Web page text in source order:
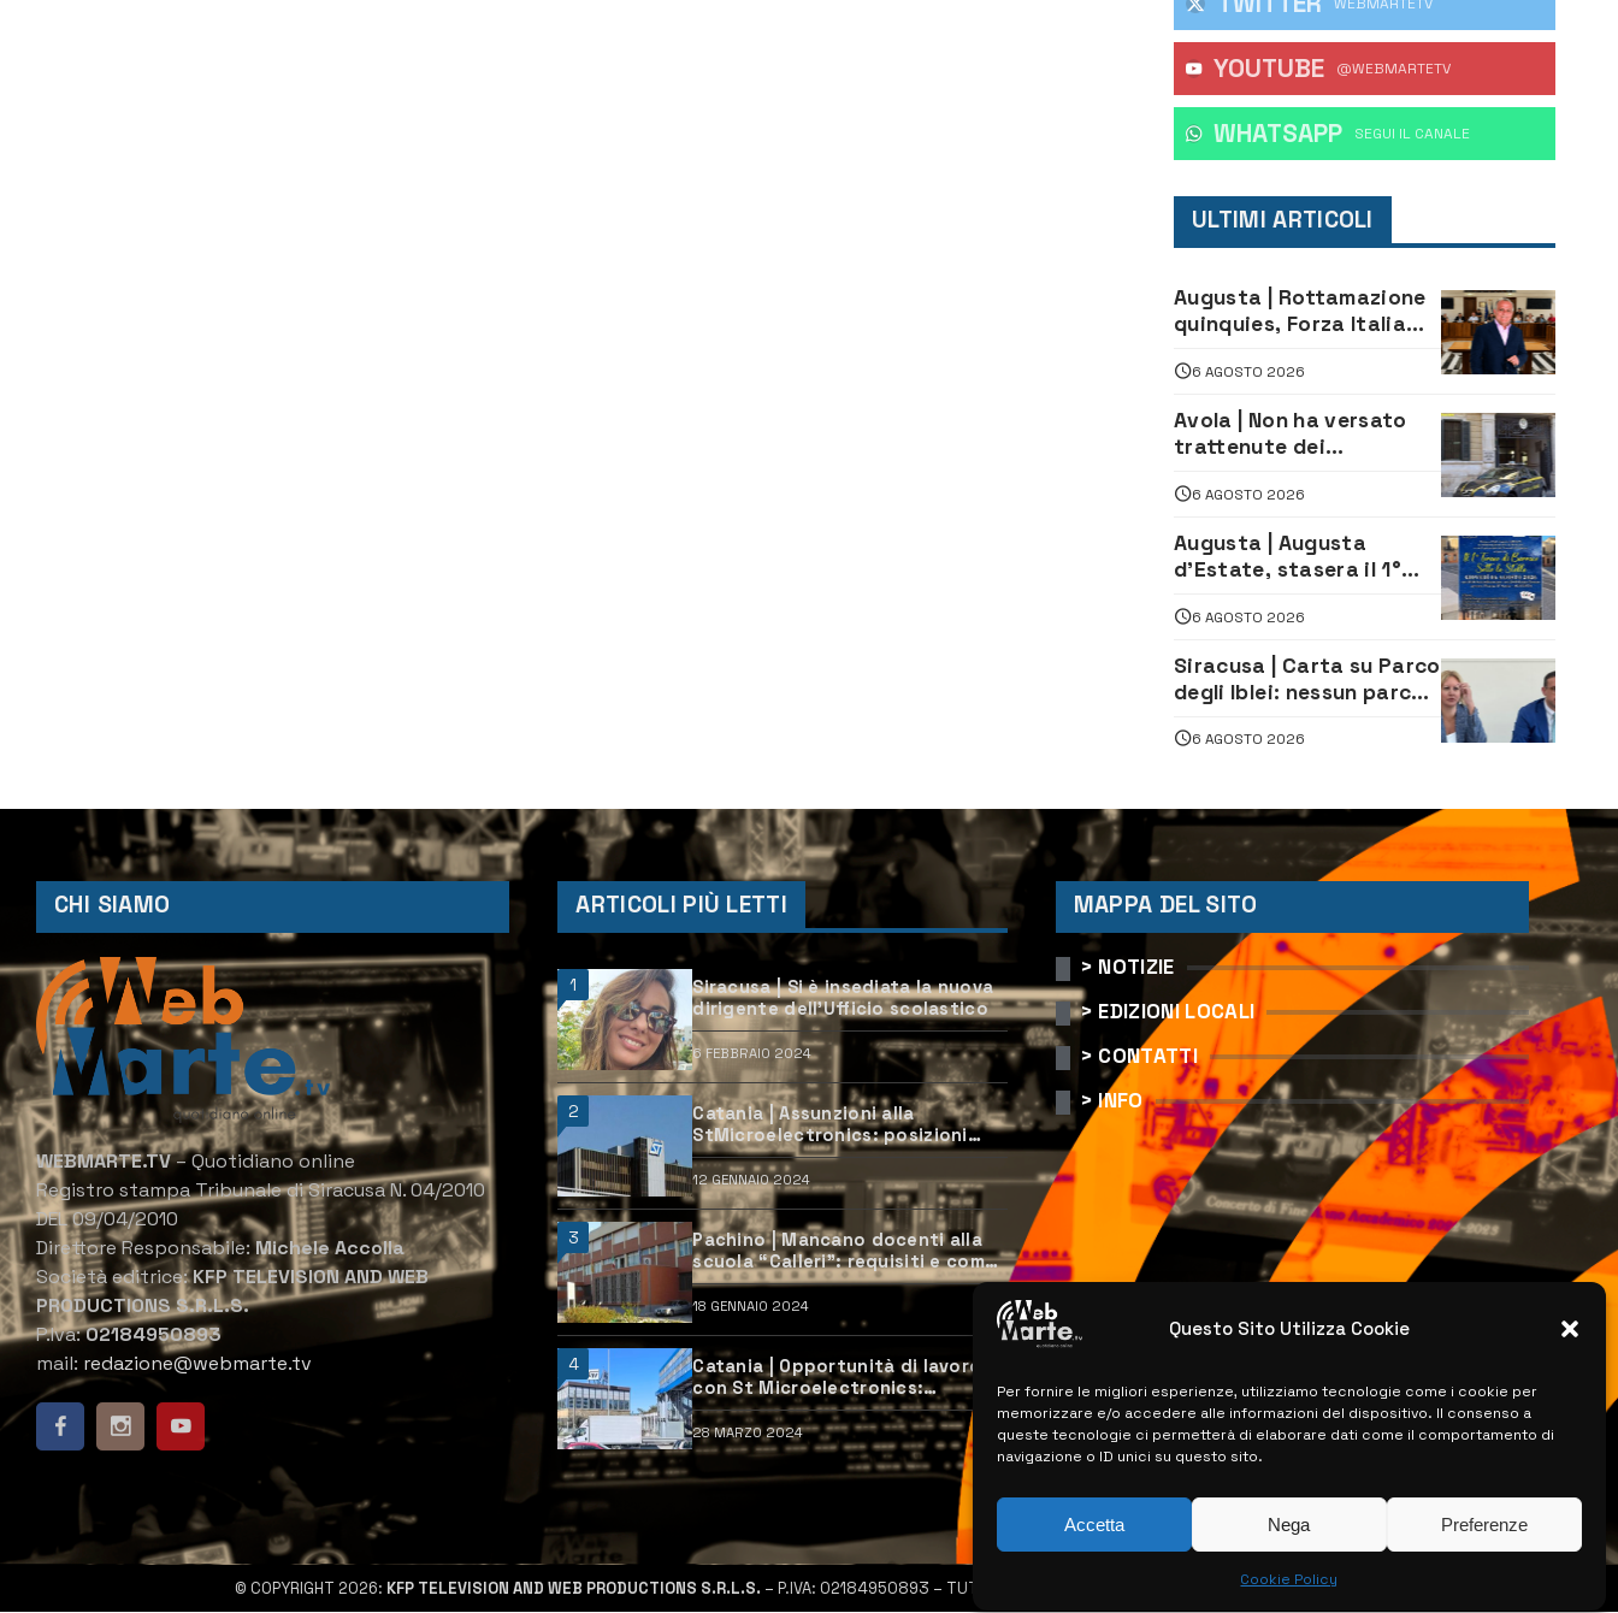
Questo Sito Utilizza Cookie
Per fornire le migliori esperienze, utilizziamo tecnologie come i cookie per
memorizzare e/o accedere alle informazioni del dispositivo. Il consenso a
queste tecnologie ci permetterà di elaborare dati come il comportamento di
navigazione o ID unici su questo sito.
Accetta Nega Preferenze
Cookie Policy
YOUTUBE @WEBMARTETV
WHATSAPP ‎SEGUI IL CANALE
ULTIMI ARTICOLI
Augusta | Rottamazione
quinquies, Forza Italia
«La proposta è nostra»
6 AGOSTO 2026
Avola | Non ha versato
trattenute dei
oltre 700 mila euro a
imprenditore della
climatizzazione
6 AGOSTO 2026
Augusta | Augusta
d’Estate, stasera il 1°
le Stelle: piazza
D’Astorga già sold out
6 AGOSTO 2026
Siracusa | Carta su Parco
degli Iblei: nessun parco
comunità e il territorio
6 AGOSTO 2026
CHI SIAMO
WEBMARTE.TV– Quotidiano online
Registro stampa Tribunale di Siracusa N. 04/2010
DEL 09/04/2010
Direttore Responsabile:Michele Accolla
Società editrice:KFP TELEVISION AND WEB
PRODUCTIONS S.R.L.S.
P.Iva:02184950893
mail: redazione@webmarte.tv
ARTICOLI PIÙ LETTI
1
Siracusa | Si è insediata la nuova
dirigente dell’Ufficio scolastico
6 FEBBRAIO 2024
2
Catania | Assunzioni alla
StMicroelectronics: posizioni
aperte e come candidarsi
12 GENNAIO 2024
3
Pachino | Mancano docenti alla
scuola “Calleri”: requisiti e come
candidarsi
18 GENNAIO 2024
4
Catania | Opportunità di lavoro
con St Microelectronics:
centinaia di assunzioni previste
28 MARZO 2024
MAPPA DEL SITO
> NOTIZIE
> EDIZIONI LOCALI
> CONTATTI
> INFO
© COPYRIGHT 2026: KFP TELEVISION AND WEB PRODUCTIONS S.R.L.S. – P.IVA: 02184950893 – TUTTI I DIRITTI RISERVATI – CREATO DA LUIGI PITARI